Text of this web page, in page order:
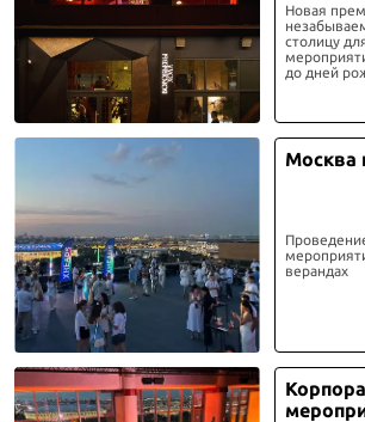
Новая
столицу
до дней
Москва
верандах